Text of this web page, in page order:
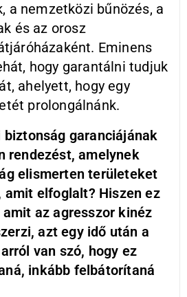
a nemzetközi bűnözés, a
és az orosz
Eminens
hogy garantálni tudjuk
ahelyett, hogy egy
prolongálnánk.
garanciájának
rendezést, amelynek
elismerten területeket
elfoglalt? Hiszen ez
az agresszor kinéz
azt egy idő után a
van szó, hogy ez
inkább felbátorítaná